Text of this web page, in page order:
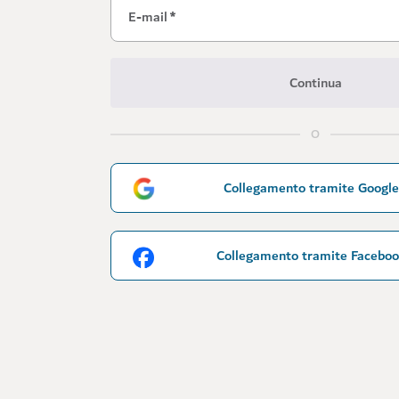
E-mail*
Continua
O
Collegamento tramite Google
Collegamento tramite